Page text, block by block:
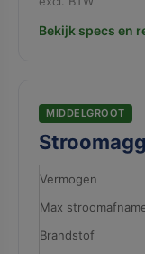
Bekijk specs en
MIDDELGROOT
Vermogen
Max
Brandstof